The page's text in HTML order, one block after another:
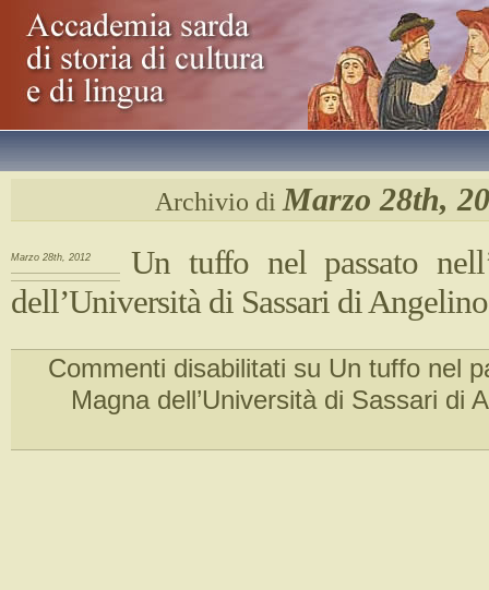
Archivio di Marzo 28th,
Marzo 28th, 2012
Un tuffo nel passato
dell’Università di Sassari di
Commenti disabilitati su Un tuffo nel
Magna dell’Università di Sassari di